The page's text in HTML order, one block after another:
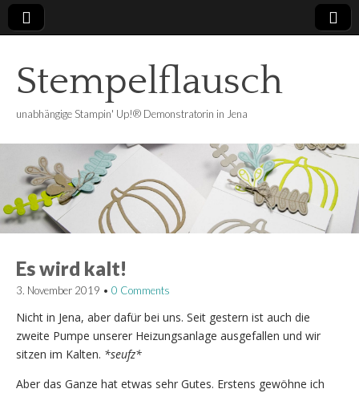
Stempelflausch
unabhängige Stampin' Up!® Demonstratorin in Jena
Es wird kalt!
3. November 2019 • 0 Comments
Nicht in Jena, aber dafür bei uns. Seit gestern ist auch die
zweite Pumpe unserer Heizungsanlage ausgefallen und wir
sitzen im Kalten. *seufz*
Aber das Ganze hat etwas sehr Gutes. Erstens gewöhne ich